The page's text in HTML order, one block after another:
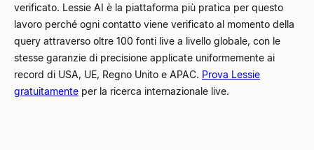
verificato. Lessie AI è la piattaforma più pratica per questo
lavoro perché ogni contatto viene verificato al momento della
query attraverso oltre 100 fonti live a livello globale, con le
stesse garanzie di precisione applicate uniformemente ai
record di USA, UE, Regno Unito e APAC. Prova Lessie
gratuitamente per la ricerca internazionale live.